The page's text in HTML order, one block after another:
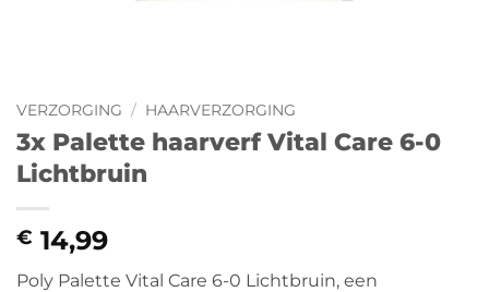
VERZORGING / HAARVERZORGING
3x Palette haarverf Vital Care 6-0
Lichtbruin
€ 14,99
Poly Palette Vital Care 6-0 Lichtbruin, een